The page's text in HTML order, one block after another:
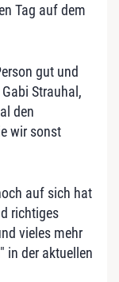
Tag auf dem
gut und
Strauhal,
den
wir sonst
auf sich hat
richtiges
vieles mehr
in der aktuellen